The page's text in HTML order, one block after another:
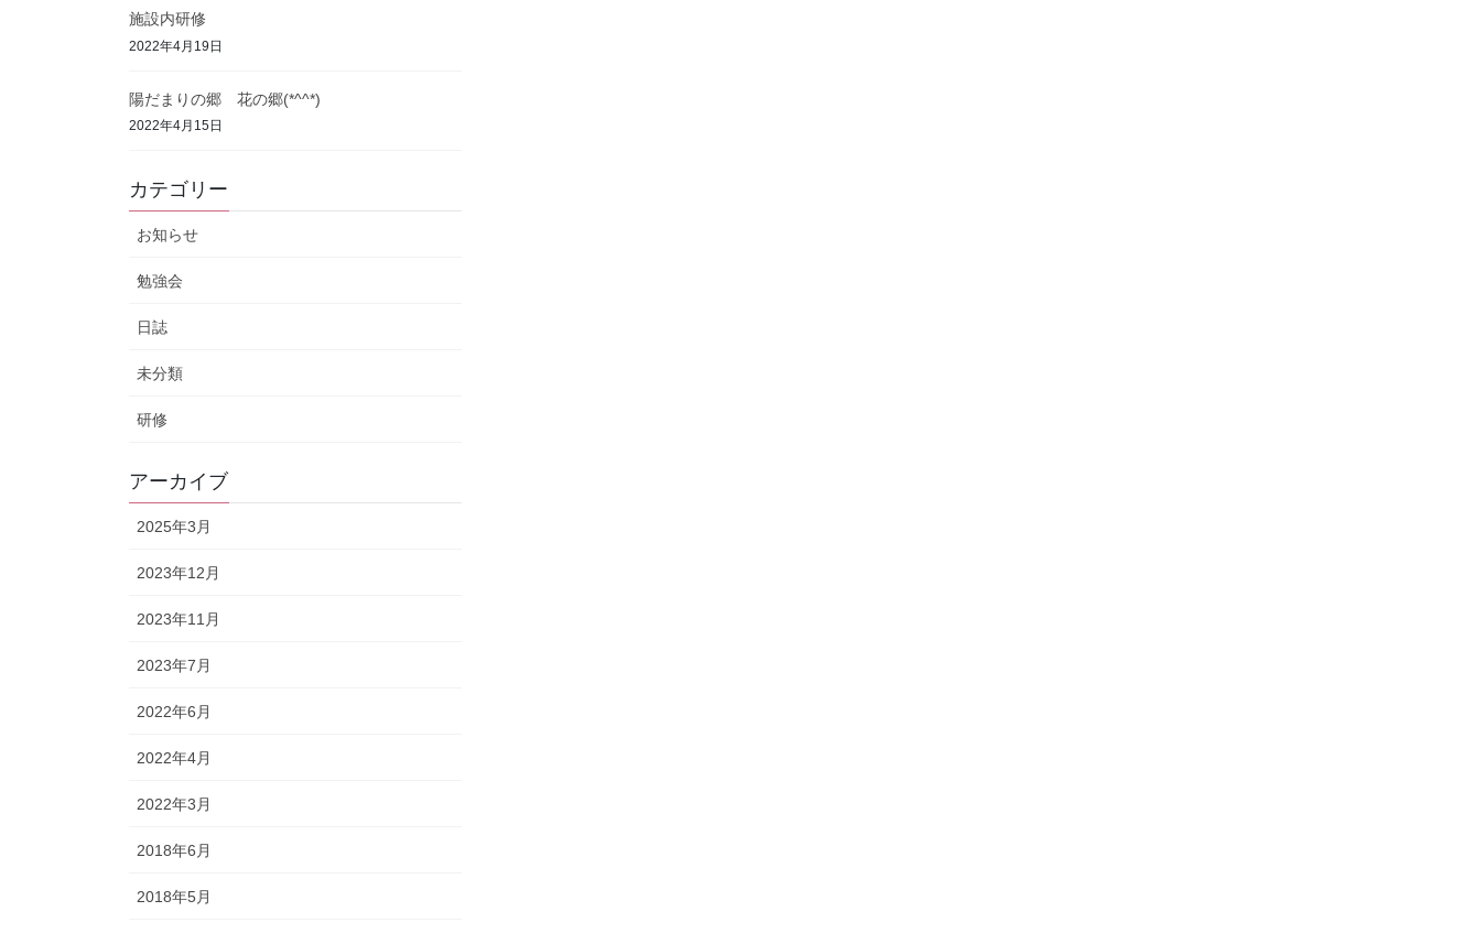
施設内研修
2022年4月19日
陽だまりの郷 花の郷(*^^*)
2022年4月15日
カテゴリー
お知らせ
勉強会
日誌
未分類
研修
アーカイブ
2025年3月
2023年12月
2023年11月
2023年7月
2022年6月
2022年4月
2022年3月
2018年6月
2018年5月